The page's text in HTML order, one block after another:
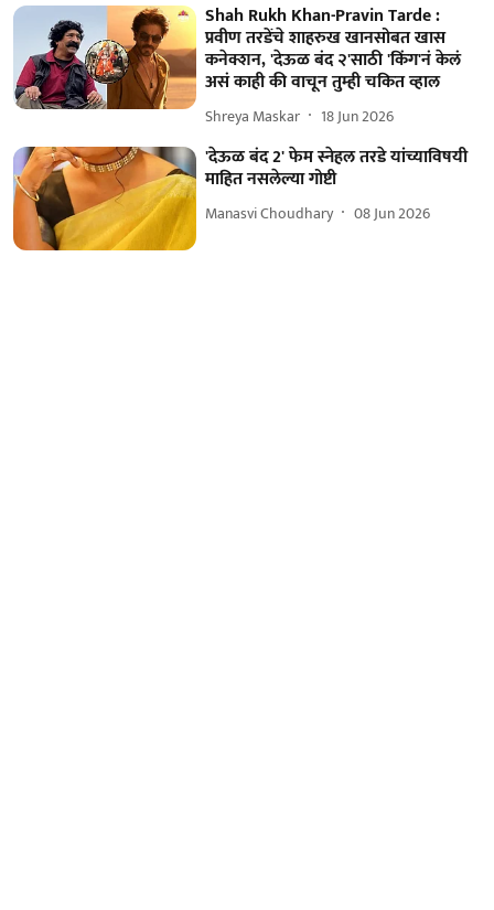
Shah Rukh Khan-Pravin Tarde :
प्रवीण तरडेंचे शाहरुख खानसोबत खास
कनेक्शन, 'देऊळ बंद २'साठी 'किंग'नं केलं
असं काही की वाचून तुम्ही चकित व्हाल
Shreya Maskar 18 Jun 2026
'देऊळ बंद 2' फेम स्नेहल तरडे यांच्याविषयी
माहित नसलेल्या गोष्टी
Manasvi Choudhary 08 Jun 2026